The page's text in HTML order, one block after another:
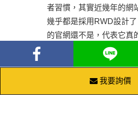
者習慣，其實近幾年的網
幾乎都是採用RWD設計
的官網還不是，代表它真
版了，為了你的顧客忠誠
和品牌形象，將就網站改
值更高的RWD響應式網站
我要詢價